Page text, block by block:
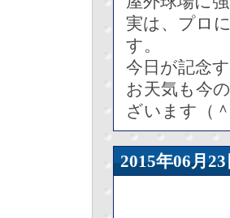
実は、プロ
す。
今日が記念
お天気も今
ざいます（
2015年06